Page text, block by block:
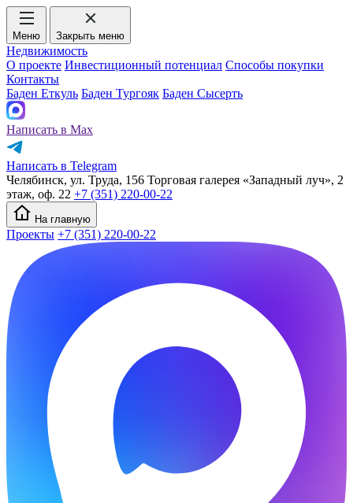
Меню Закрыть меню
Недвижимость
О проекте Инвестиционный потенциал Способы покупки
Контакты
Баден Еткуль Баден Тургояк Баден Сысерть
Написать в Max
Написать в Telegram
Челябинск, ул. Труда, 156 Торговая галерея «Западный луч», 2
этаж, оф. 22 +7 (351) 220-00-22
На главную
Проекты +7 (351) 220-00-22